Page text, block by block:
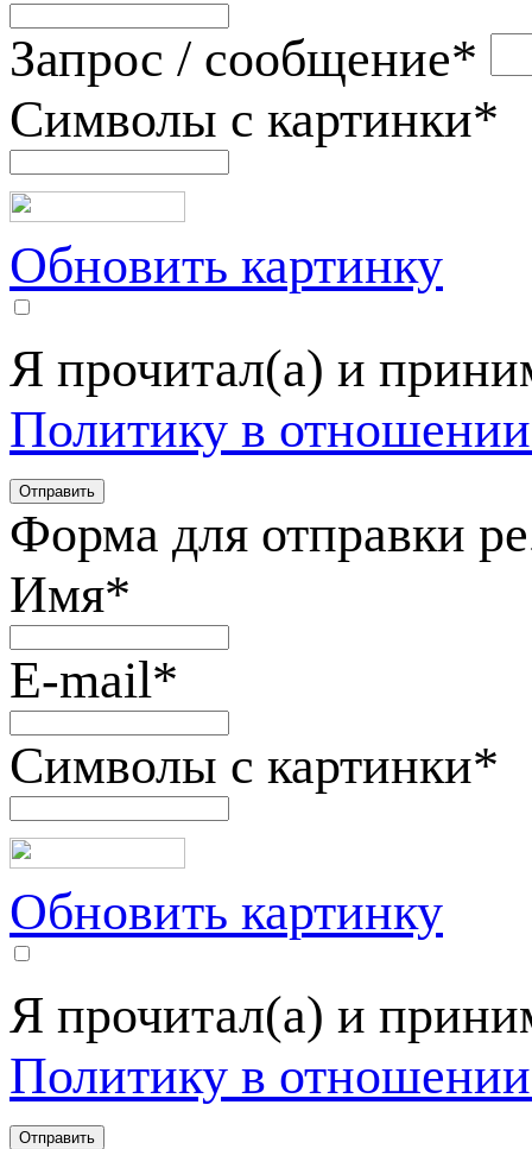
Запрос / сообщение*
Символы с картинки*
Обновить картинку
Я прочитал(а) и
Политику в
Форма для отправки
Имя*
E-mail*
Символы с картинки*
Обновить картинку
Я прочитал(а) и
Политику в